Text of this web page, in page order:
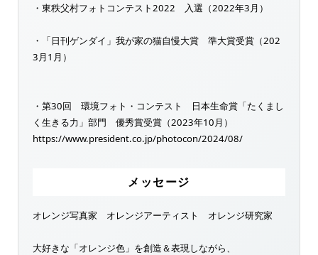
・東秩父村フォトコンテスト2022 入選（2022年3月）
・「日刊ゲンダイ」我が家の猫自慢大賞 準大賞受賞（202
3月1月）
・第30回 環境フォト・コンテスト 日本生命賞「たくまし
く生きる力」部門 優秀賞受賞（2023年10月）
https://www.president.co.jp/photocon/2024/08/
メッセージ
オレンジ写真家 オレンジアーティスト オレンジ研究家
大好きな「オレンジ色」を創造＆表現しながら、